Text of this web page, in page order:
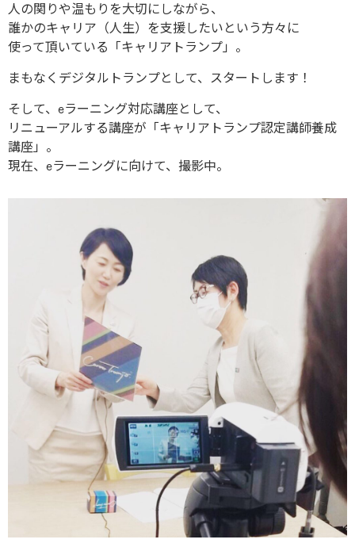
人の関りや温もりを大切にしながら、
誰かのキャリア（人生）を支援したいという方々に
使って頂いている「キャリアトランプ」。
まもなくデジタルトランプとして、スタートします！
そして、eラーニング対応講座として、
リニューアルする講座が「キャリアトランプ認定講師養成
講座」。
現在、eラーニングに向けて、撮影中。